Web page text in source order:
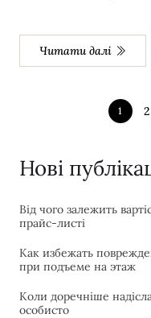
Читати далі
1 2
Нові
Від чого залежить
прайс-листі
Как избежать
при подъеме на этаж
Коли доречніше
особисто